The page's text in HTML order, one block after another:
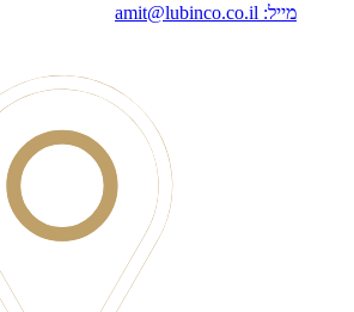
מייל: amit@lubinco.co.il